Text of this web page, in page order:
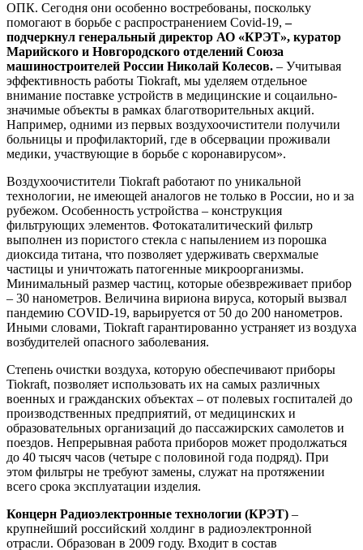
ОПК. Сегодня они особенно востребованы, поскольку
помогают в борьбе с распространением Covid-19,–
подчеркнул генеральный директор АО «КРЭТ», куратор
Марийского и Новгородского отделений Союза
машиностроителей России Николай Колесов. – Учитывая
эффективность работы Tiokraft, мы уделяем отдельное
внимание поставке устройств в медицинские и соцаильно-
значимые объекты в рамках благотворительных акций.
Например, одними из первых воздухоочистители получили
больницы и профилакторий, где в обсервации проживали
медики, участвующие в борьбе с коронавирусом».
Воздухоочистители Tiokraft работают по уникальной
технологии, не имеющей аналогов не только в России, но и за
рубежом. Особенность устройства – конструкция
фильтрующих элементов. Фотокаталитический фильтр
выполнен из пористого стекла с напылением из порошка
диоксида титана, что позволяет удерживать сверхмалые
частицы и уничтожать патогенные микроорганизмы.
Минимальный размер частиц, которые обезвреживает прибор
– 30 нанометров. Величина вириона вируса, который вызвал
пандемию COVID-19, варьируется от 50 до 200 нанометров.
Иными словами, Tiokraft гарантированно устраняет из воздуха
возбудителей опасного заболевания.
Степень очистки воздуха, которую обеспечивают приборы
Tiokraft, позволяет использовать их на самых различных
военных и гражданских объектах – от полевых госпиталей до
производственных предприятий, от медицинских и
образовательных организаций до пассажирских самолетов и
поездов. Непрерывная работа приборов может продолжаться
до 40 тысяч часов (четыре с половиной года подряд). При
этом фильтры не требуют замены, служат на протяжении
всего срока эксплуатации изделия.
Концерн Радиоэлектронные технологии (КРЭТ) –
крупнейший российский холдинг в радиоэлектронной
отрасли. Образован в 2009 году. Входит в состав